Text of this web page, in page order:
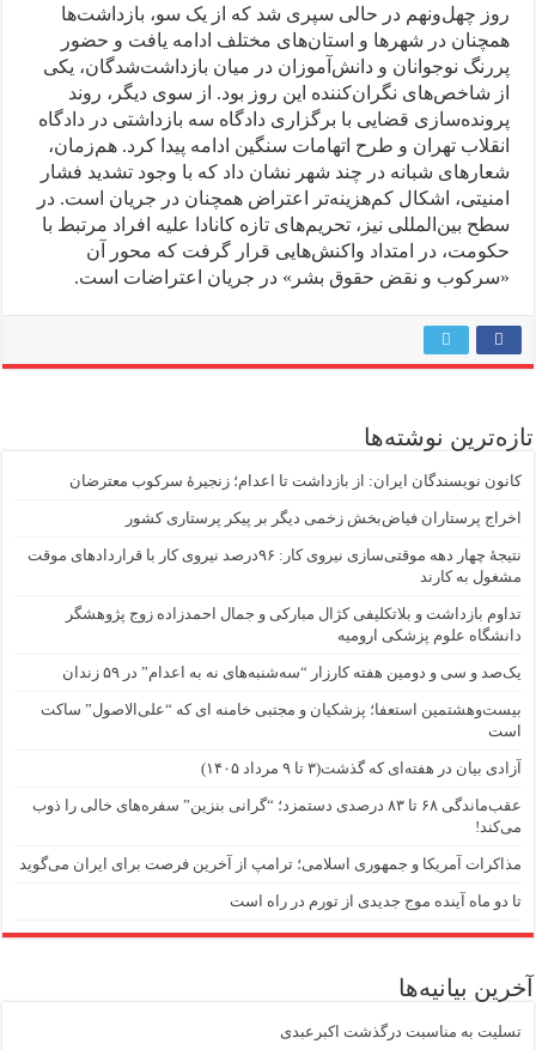
روز چهل‌ونهم در حالی سپری شد که از یک سو، بازداشت‌ها
همچنان در شهرها و استان‌های مختلف ادامه یافت و حضور
پررنگ نوجوانان و دانش‌آموزان در میان بازداشت‌شدگان، یکی
از شاخص‌های نگران‌کننده این روز بود. از سوی دیگر، روند
پرونده‌سازی قضایی با برگزاری دادگاه سه بازداشتی در دادگاه
انقلاب تهران و طرح اتهامات سنگین ادامه پیدا کرد. هم‌زمان،
شعارهای شبانه در چند شهر نشان داد که با وجود تشدید فشار
امنیتی، اشکال کم‌هزینه‌تر اعتراض همچنان در جریان است. در
سطح بین‌المللی نیز، تحریم‌های تازه کانادا علیه افراد مرتبط با
حکومت، در امتداد واکنش‌هایی قرار گرفت که محور آن
«سرکوب و نقض حقوق بشر» در جریان اعتراضات است.
تازه‌ترین نوشته‌ها
کانون نویسندگان ایران: از بازداشت تا اعدام؛ زنجیرۀ سرکوب معترضان
اخراج پرستاران فیاض‌بخش زخمی دیگر بر پیکر پرستاری کشور
نتیجهٔ چهار دهه موقتی‌سازی نیروی کار: ۹۶درصد نیروی کار با قراردادهای موقت
مشغول به کارند
تداوم بازداشت و بلاتکلیفی کژال مبارکی و جمال احمدزاده زوج پژوهشگر
دانشگاه علوم پزشکی ارومیه
یک‌صد و سی و دومین هفته کارزار “سه‌شنبه‌های نه به اعدام” در ۵۹ زندان
بیست‌وهشتمین استعفا؛ پزشکیان و مجتبی خامنه ای که “علی‌الاصول” ساکت
است
آزادی بیان در هفته‌ای که گذشت(۳ تا ۹ مرداد ۱۴۰۵)
عقب‌ماندگی ۶۸ تا ۸۳ درصدی دستمزد؛ “گرانی بنزین” سفره‌های خالی را ذوب
می‌کند!
مذاکرات آمریکا و جمهوری اسلامی؛ ترامپ از آخرین فرصت برای ایران می‌گوید
تا دو ماه آینده موج جدیدی از تورم در راه است
آخرین بیانیه‌ها
تسلیت به مناسبت درگذشت اکبرعبدی